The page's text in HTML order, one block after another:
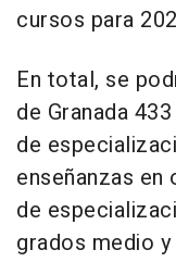
cursos para
En total, se
de Granada
de
enseñanzas
de
grados medio